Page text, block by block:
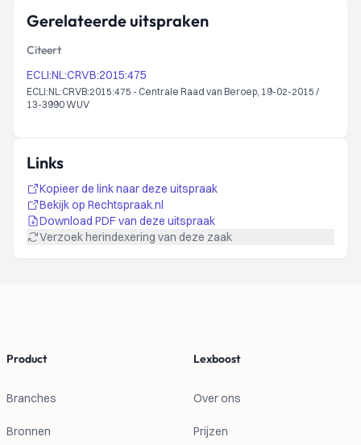
Gerelateerde uitspraken
Citeert
ECLI:NL:CRVB:2015:475
ECLI:NL:CRVB:2015:475 - Centrale Raad van Beroep, 19-02-2015 /
13-3990 WUV
Links
Kopieer de link naar deze uitspraak
Bekijk op Rechtspraak.nl
Download PDF van deze uitspraak
Verzoek herindexering van deze zaak
Product
Branches
Bronnen
Lexboost
Over ons
Prijzen